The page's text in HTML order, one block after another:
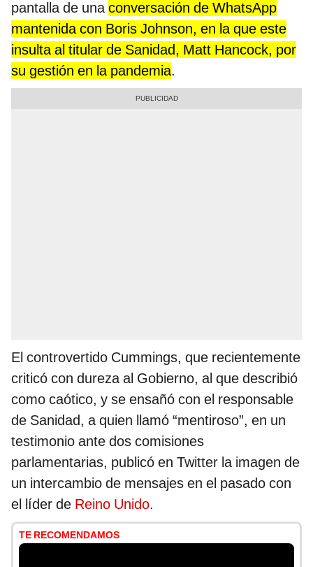
pantalla de unaconversación de WhatsApp
mantenida con Boris Johnson, en la que este
insulta al titular de Sanidad, Matt Hancock, por
su gestión en la pandemia.
El controvertido Cummings, que recientemente
criticó con dureza al Gobierno, al que describió
como caótico, y se ensañó con el responsable
de Sanidad, a quien llamó “mentiroso”, en un
testimonio ante dos comisiones
parlamentarias, publicó en Twitter la imagen de
un intercambio de mensajes en el pasado con
el líder de Reino Unido.
TE RECOMENDAMOS